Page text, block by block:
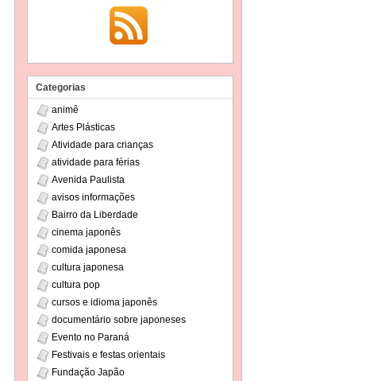
Categorias
animê
Artes Plásticas
Atividade para crianças
atividade para férias
Avenida Paulista
avisos informações
Bairro da Liberdade
cinema japonês
comida japonesa
cultura japonesa
cultura pop
cursos e idioma japonês
documentário sobre japoneses
Evento no Paraná
Festivais e festas orientais
Fundação Japão